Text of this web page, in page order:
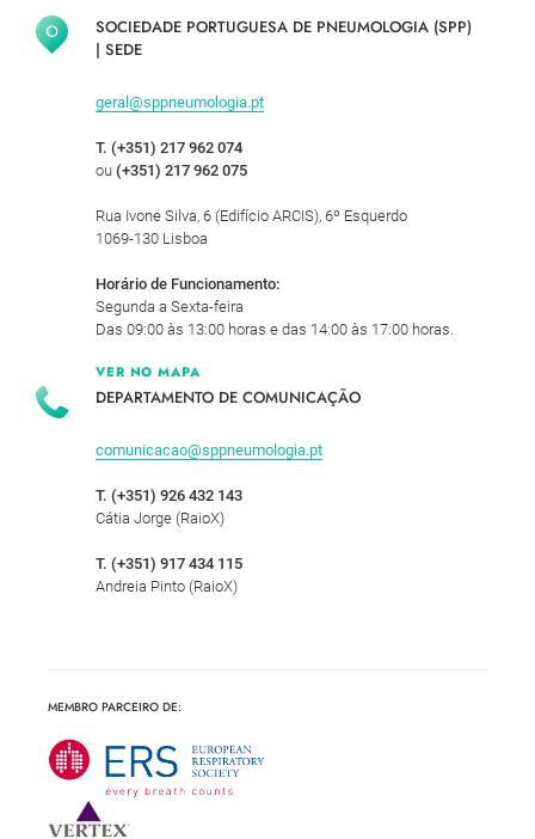
SOCIEDADE PORTUGUESA DE PNEUMOLOGIA (SPP)
| SEDE
geral@sppneumologia.pt
T. (+351) 217 962 074
ou (+351) 217 962 075
Rua Ivone Silva, 6 (Edifício ARCIS), 6º Esquerdo
1069-130 Lisboa
Horário de Funcionamento:
Segunda a Sexta-feira
Das 09:00 às 13:00 horas e das 14:00 às 17:00 horas.
VER NO MAPA
DEPARTAMENTO DE COMUNICAÇÃO
comunicacao@sppneumologia.pt
T. (+351) 926 432 143
Cátia Jorge (RaioX)
T. (+351) 917 434 115
Andreia Pinto (RaioX)
MEMBRO PARCEIRO DE: